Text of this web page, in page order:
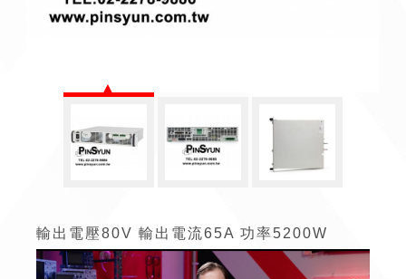
輸出電壓80V 輸出電流65A 功率5200W